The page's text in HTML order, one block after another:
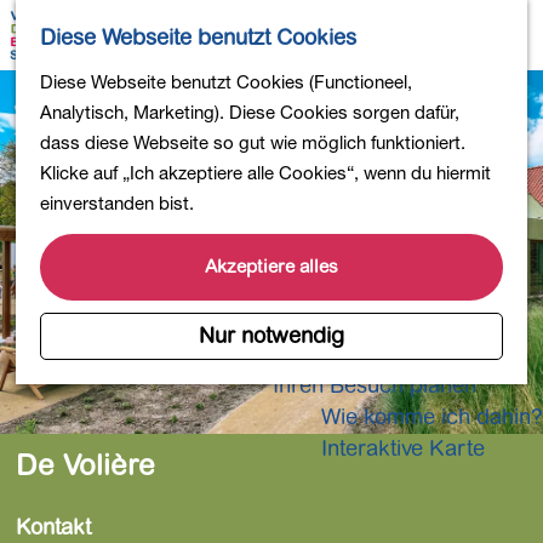
Diese Webseite benutzt Cookies
Diese Webseite benutzt Cookies (Functioneel,
Analytisch, Marketing). Diese Cookies sorgen dafür,
dass diese Webseite so gut wie möglich funktioniert.
Klicke auf „Ich akzeptiere alle Cookies“, wenn du hiermit
einverstanden bist.
Akzeptiere alles
Nur notwendig
e
h
e
n
S
i
e
z
u
r
H
K
r
t
e
S
c
h
e
n
e
n
ü
Einkaufen
Essen und Trinken
Kinderaktivitäten
In die Natur
Polder und Seen
Museen und mehr
Aktiv und gesund
4-Tage-Wanderung
Übernachtungen
Ihren Besuch planen
Wie komme ich dahin?
Interaktive Karte
De Volière
Kontakt